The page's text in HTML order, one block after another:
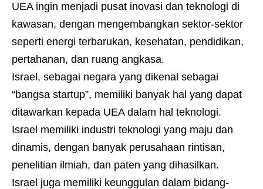
UEA ingin menjadi pusat inovasi dan teknologi di
kawasan, dengan mengembangkan sektor-sektor
seperti energi terbarukan, kesehatan, pendidikan,
pertahanan, dan ruang angkasa.
Israel, sebagai negara yang dikenal sebagai
“bangsa startup”, memiliki banyak hal yang dapat
ditawarkan kepada UEA dalam hal teknologi.
Israel memiliki industri teknologi yang maju dan
dinamis, dengan banyak perusahaan rintisan,
penelitian ilmiah, dan paten yang dihasilkan.
Israel juga memiliki keunggulan dalam bidang-